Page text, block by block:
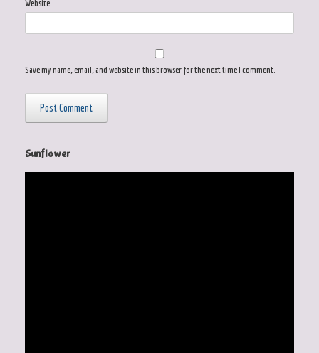
Website
Save my name, email, and website in this browser for the next time I comment.
Sunflower